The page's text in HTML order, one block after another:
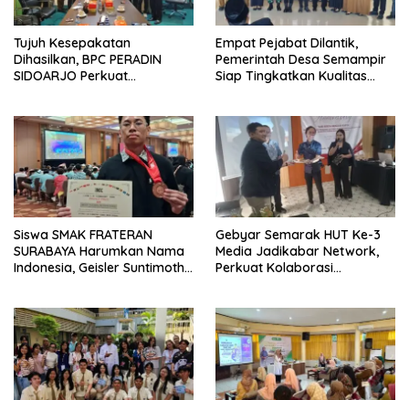
Tujuh Kesepakatan
Dihasilkan, BPC PERADIN
SIDOARJO Perkuat
Empat Pejabat Dilantik,
Pemerintah Desa Semampir
Siap Tingkatkan Kualitas
Siswa SMAK FRATERAN
SURABAYA Harumkan Nama
Indonesia, Geisler Suntimothy
Gebyar Semarak HUT Ke-3
Media Jadikabar Network,
Perkuat Kolaborasi
Pariwisata Kota Malang